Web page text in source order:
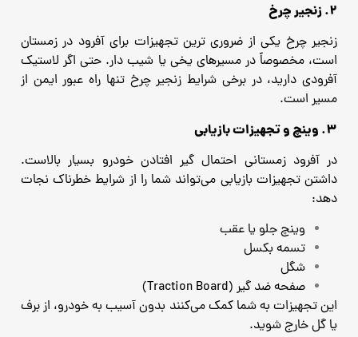
۲. زنجیر چرخ
زنجیر چرخ یکی از ضروری‌ ترین تجهیزات برای آفرود در زمستان
است، مخصوصاً در مسیرهای یخی یا شیب ‌دار. حتی اگر لاستیک
آفرودی دارید، در برخی شرایط زنجیر چرخ تنها راه عبور ایمن از
مسیر است.
۳. وینچ و تجهیزات بازیابی
در آفرود زمستانی احتمال گیر افتادن خودرو بسیار بالاست.
داشتن تجهیزات بازیابی می‌تواند شما را از شرایط خطرناک نجات
دهد:
وینچ جلو یا عقب
تسمه بکسل
شگل
صفحه ضد گیر (Traction Board)
این تجهیزات به شما کمک می‌کنند بدون آسیب به خودرو، از برف
یا گل خارج شوید.